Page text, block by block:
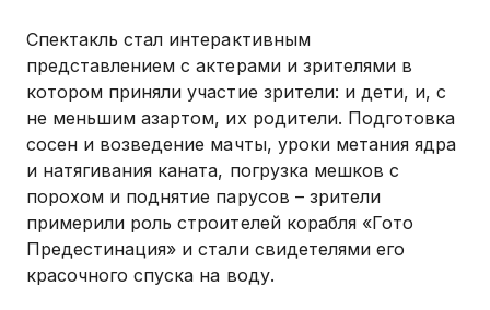
Спектакль стал интерактивным
представлением с актерами и зрителями в
котором приняли участие зрители: и дети, и, с
не меньшим азартом, их родители. Подготовка
сосен и возведение мачты, уроки метания ядра
и натягивания каната, погрузка мешков с
порохом и поднятие парусов – зрители
примерили роль строителей корабля «Гото
Предестинация» и стали свидетелями его
красочного спуска на воду.